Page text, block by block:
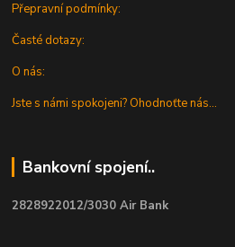
Přepravní podmínky:
Časté dotazy:
O nás:
Jste s námi spokojeni? Ohodnoťte nás...
Bankovní spojení..
2828922012/3030 Air Bank